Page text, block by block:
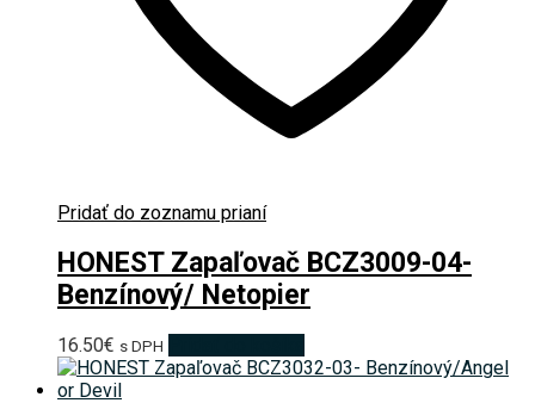
Pridať do zoznamu prianí
HONEST Zapaľovač BCZ3009-04-
Benzínový/ Netopier
16.50€ s DPH